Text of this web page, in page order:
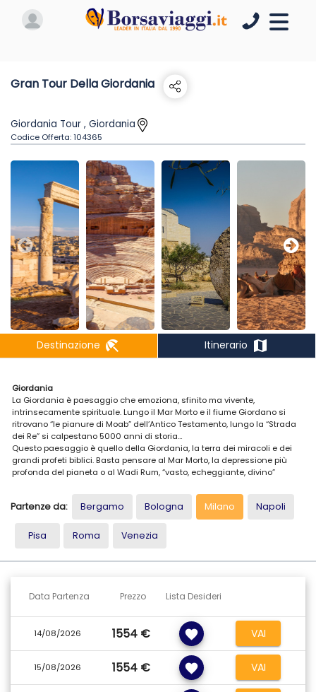
Gran Tour Della Giordania
Giordania Tour , Giordania
Codice Offerta:104365
Destinazione beach_access Itinerario map
Giordania
La Giordania è paesaggio che emoziona, sfinito ma vivente,
intrinsecamente spirituale. Lungo il Mar Morto e il fiume Giordano si
ritrovano “le pianure di Moab” dell’Antico Testamento, lungo la “Strada
dei Re” si calpestano 5000 anni di storia…
Questo paesaggio è quello della Giordania, la terra dei miracoli e dei
grandi profeti biblici. Basta pensare al Mar Morto, la depressione più
profonda del pianeta o al Wadi Rum, “vasto, echeggiante, divino”
Dana che si estende per 300 km dalla cima della faglia della Valle del
Giordano fino alle distese del deserto di Wadi Araba.
Realtà geopolitica situata ai confini con la Siria, l’Arabia Saudita e
Israele, la Giordania è cammino spirituale, per chi lo voglia compiere.
Sul lato orientale della Valle del Giordano sono situate tutte (tranne
capitale giordana, Jerash, Gadara (adesso nota come Umm Qais) e
Inutile scomodare Petra, il gioiello nazionale, Patrimonio dell’Umanità
UNESCO, per ribadire l’eccezionalità di un viaggio in Giordania.
Partenze da: Bergamo Bologna Milano Napoli
Pisa Roma Venezia
Data Partenza Prezzo Lista Desideri
14/08/2026 1554 € favorite VAI
15/08/2026 1554 € favorite VAI